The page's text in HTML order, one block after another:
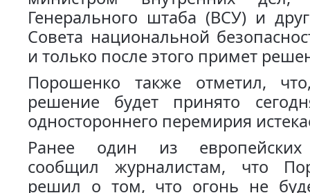
Генерального штаба (ВСУ) и
Совета национальной
и только после этого примет
Порошенко также отметил,
решение будет принято
одностороннего перемирия
Ранее один из европейских
сообщил журналистам, что
решил о том, что огонь не